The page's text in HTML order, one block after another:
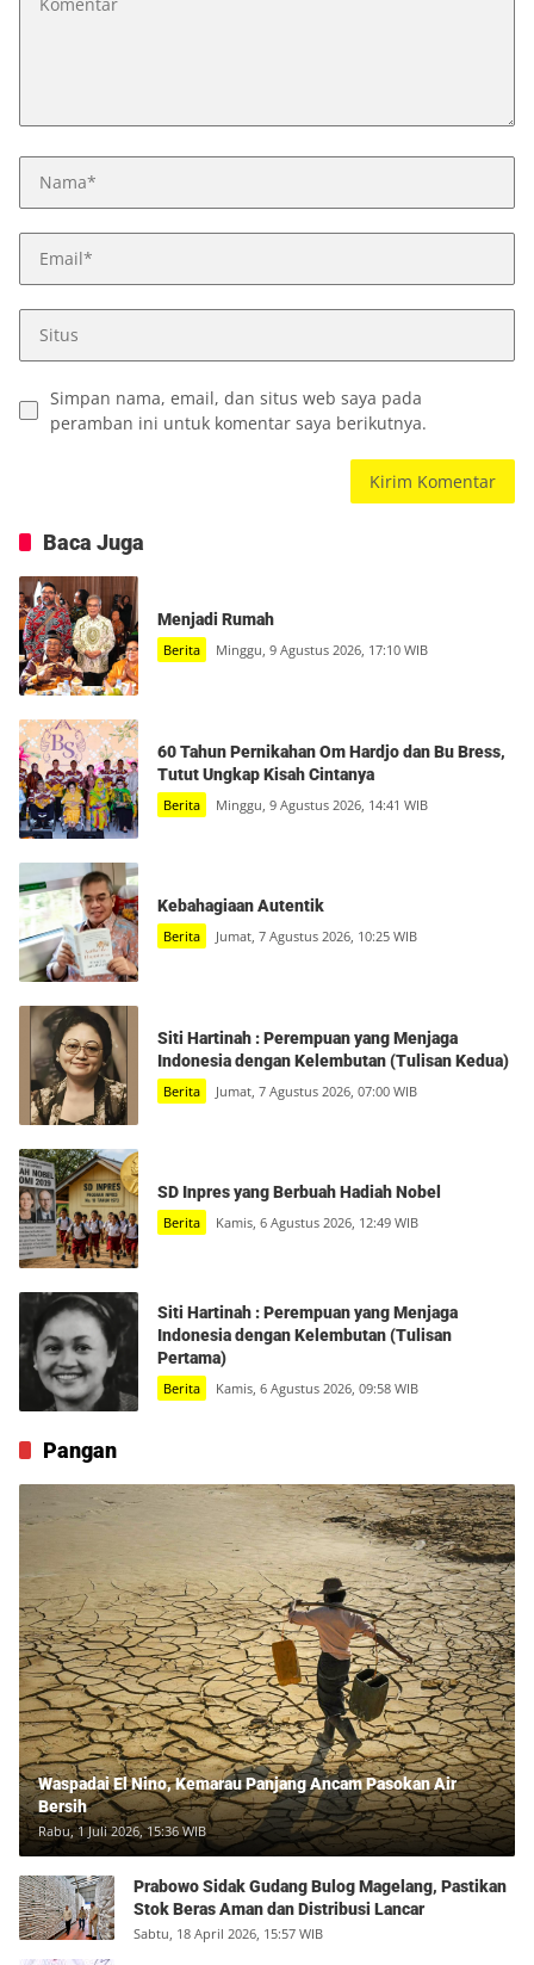
Simpan nama, email, dan situs web saya pada
peramban ini untuk komentar saya berikutnya.
Baca Juga
Menjadi Rumah
Berita Minggu, 9 Agustus 2026, 17:10 WIB
60 Tahun Pernikahan Om Hardjo dan Bu Bress,
Tutut Ungkap Kisah Cintanya
Berita Minggu, 9 Agustus 2026, 14:41 WIB
Kebahagiaan Autentik
Berita Jumat, 7 Agustus 2026, 10:25 WIB
Siti Hartinah : Perempuan yang Menjaga
Indonesia dengan Kelembutan (Tulisan Kedua)
Berita Jumat, 7 Agustus 2026, 07:00 WIB
SD Inpres yang Berbuah Hadiah Nobel
Berita Kamis, 6 Agustus 2026, 12:49 WIB
Siti Hartinah : Perempuan yang Menjaga
Indonesia dengan Kelembutan (Tulisan
Pertama)
Berita Kamis, 6 Agustus 2026, 09:58 WIB
Pangan
Waspadai El Nino, Kemarau Panjang Ancam Pasokan Air
Bersih
Rabu, 1 Juli 2026, 15:36 WIB
Prabowo Sidak Gudang Bulog Magelang, Pastikan
Stok Beras Aman dan Distribusi Lancar
Sabtu, 18 April 2026, 15:57 WIB